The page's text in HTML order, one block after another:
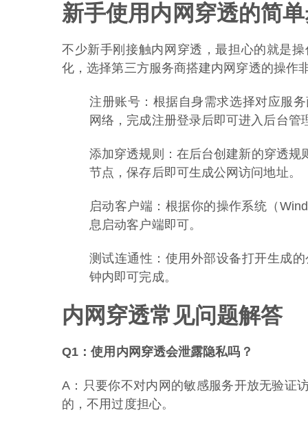
新手使用内网穿透的简
不少新手刚接触内网穿透，最担心的就是
化，选择第三方服务商搭建内网穿透的操作
注册账号：根据自身需求选择对应服
网络，完成注册登录后即可进入后台管
添加穿透规则：在后台创建新的穿透
节点，保存后即可生成公网访问地址。
启动客户端：根据你的操作系统（
息启动客户端即可。
测试连通性：使用外部设备打开生成
钟内即可完成。
内网穿透常见问题解答
Q1：使用内网穿透会泄露隐私吗？
A：只要你不对内网的敏感服务开放无验证
的，不用过度担心。